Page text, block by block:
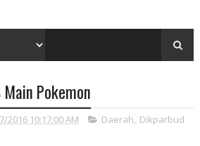
Pokemon
2016 10:17:00 AM Daerah, Dikparbud